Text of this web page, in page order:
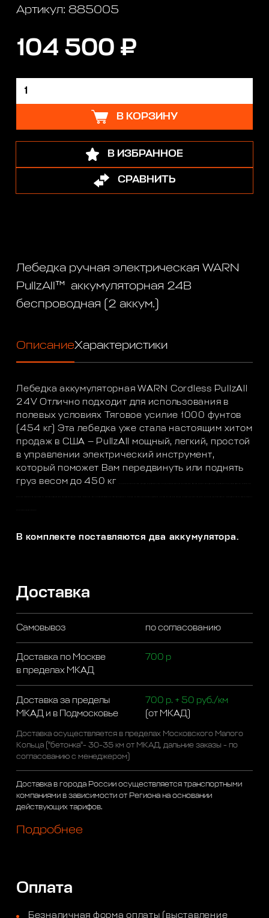
Артикул: 885005
104 500 ₽
В КОРЗИНУ
В ИЗБРАННОЕ
СРАВНИТЬ
Лебедка ручная электрическая WARN
PullzAll™ аккумуляторная 24B
беспроводная (2 аккум.)
ОписаниеХарактеристики
Лебедка аккумуляторная WARN Cordless PullzAll
24V Отлично подходит для использования в
полевых условиях Тяговое усилие 1000 фунтов
(454 кг) Эта лебедка уже стала настоящим хитом
продаж в США — PullzAll мощный, легкий, простой
в управлении электрический инструмент,
который поможет Вам передвинуть или поднять
груз весом до 450 кг
В комплекте поставляются два аккумулятора.
Доставка
Самовывоз по согласованию
Доставка по Москве
в пределах МКАД
700 р
Доставка за пределы
МКАД и в Подмосковье
700 р. + 50 руб./км
(от МКАД)
Доставка осуществляется в пределах Московского Малого
Кольца ("бетонка"- 30-35 км от МКАД, дальние заказы - по
согласованию с менеджером)
Доставка в города России осуществляется транспортными
компаниями в зависимости от Региона на основании
действующих тарифов.
Подробнее
Оплата
Безналичная форма оплаты (выставление